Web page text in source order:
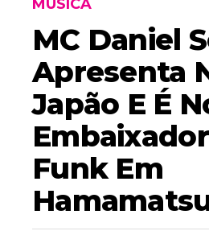
MÚSICA
MC Daniel
Apresenta
Japão E É
Funk Em